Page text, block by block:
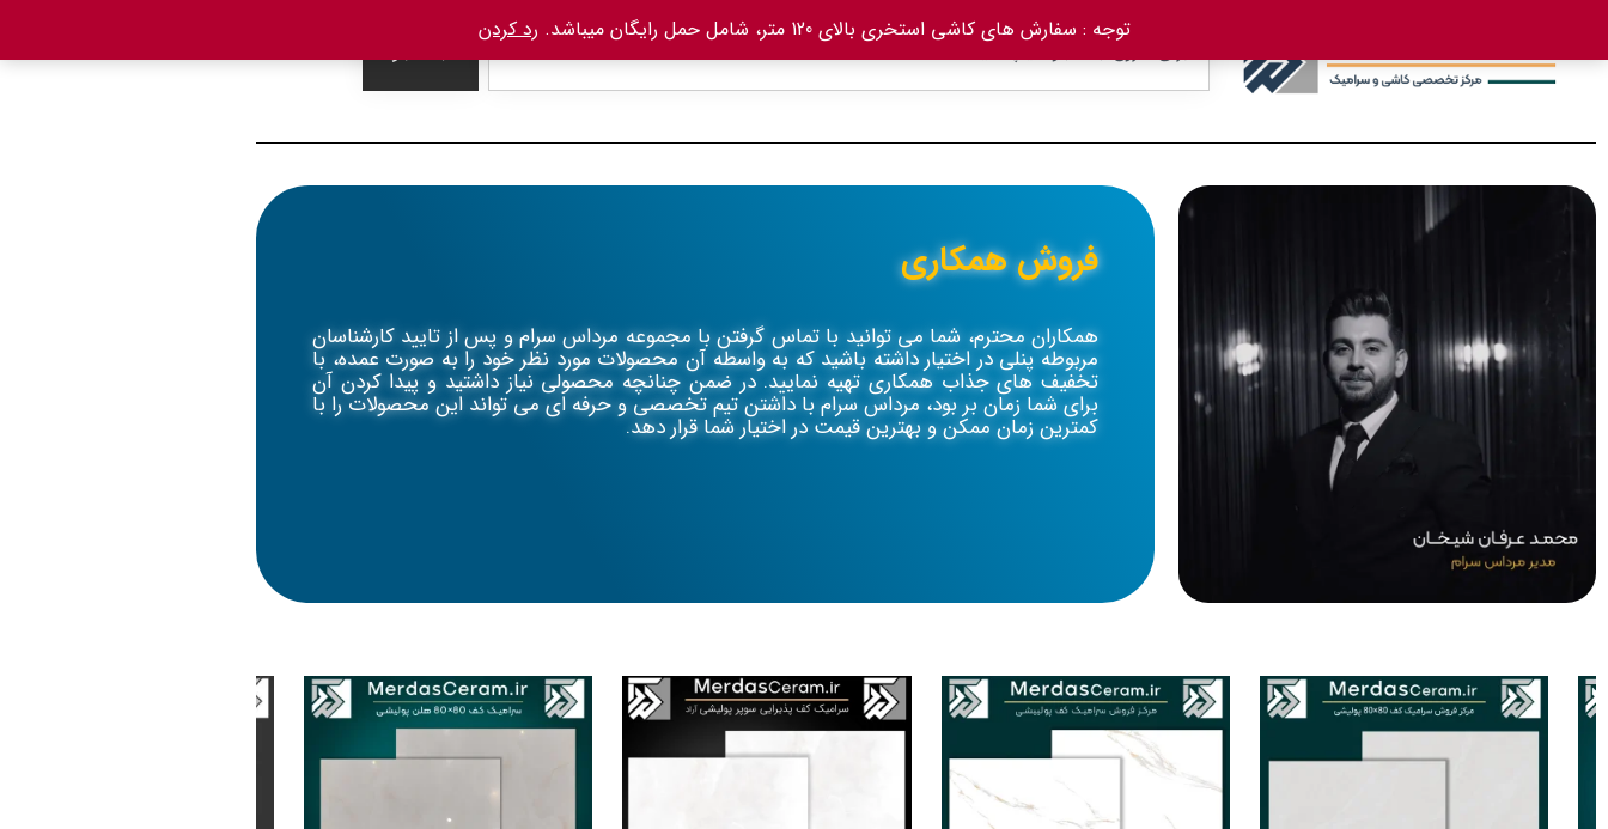
توجه : سفارش های کاشی استخری بالای 120 متر، شامل حمل رایگان میباشد. رد کردن
فروش همکاری
همکاران محترم، شما می توانید با تماس گرفتن با مجموعه مرداس سرام و پس از تایید کارشناسان
مربوطه پنلی در اختیار داشته باشید که به واسطه آن محصولات مورد نظر خود را به صورت عمده، با
تخفیف های جذاب همکاری تهیه نمایید. در ضمن چنانچه محصولی نیاز داشتید و پیدا کردن آن
برای شما زمان بر بود، مرداس سرام با داشتن تیم تخصصی و حرفه ای می تواند این محصولات را با
کمترین زمان ممکن و بهترین قیمت در اختیار شما قرار دهد.